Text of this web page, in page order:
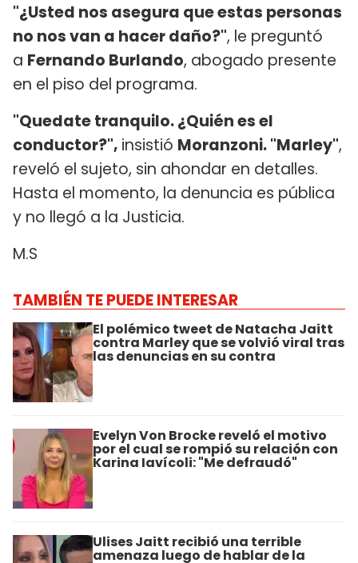
"¿Usted nos asegura que estas personas
no nos van a hacer daño?", le preguntó
a Fernando Burlando, abogado presente
en el piso del programa.
"Quedate tranquilo. ¿Quién es el
conductor?", insistió Moranzoni. "Marley",
reveló el sujeto, sin ahondar en detalles.
Hasta el momento, la denuncia es pública
y no llegó a la Justicia.
M.S
TAMBIÉN TE PUEDE INTERESAR
El polémico tweet de Natacha Jaitt
contra Marley que se volvió viral tras
las denuncias en su contra
Evelyn Von Brocke reveló el motivo
por el cual se rompió su relación con
Karina Iavícoli: "Me defraudó"
Ulises Jaitt recibió una terrible
amenaza luego de hablar de la